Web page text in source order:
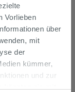
Vorlieben
über
mit
der
kümmer,
und zur